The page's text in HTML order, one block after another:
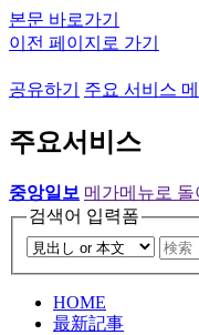
본문 바로가기
이전 페이지로 가기
공유하기 주요 서비스 메
주요서비스
중앙일보 메가메뉴로 돌
검색어 입력폼
HOME
最新記事